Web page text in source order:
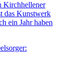
Kirchhellener
das Kunstwerk
ein Jahr haben